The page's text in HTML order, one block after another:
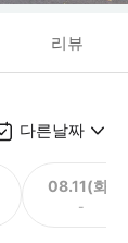
리뷰
다른날짜
08.11(화)
-